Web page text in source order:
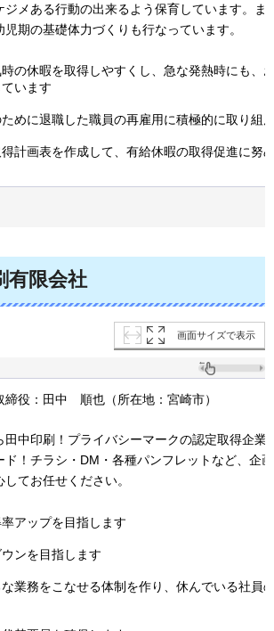
ジメある行動の出来るよう保育しています。ま
期の基礎体力づくりも行なっています。
の休暇を取得しやすくし、急な発熱時にも、
います
めに退職した職員の再雇用に積極的に取り組
計画表を作成して、有給休暇の取得促進に努
有限会社
画面サイズで表示
締役：田中 順也（所在地：宮崎市）
田中印刷！プライバシーマークの認定取得企業
ド！チラシ・DM・各種パンフレットなど、企
てお任せください。
アップを目指します
ンを目指します
業務をこなせる体制を作り、休んでいる社員